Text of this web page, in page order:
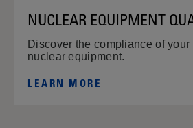
NUCLEAR EQUIPMENT
Discover the compliance of your
nuclear equipment.
LEARN MORE